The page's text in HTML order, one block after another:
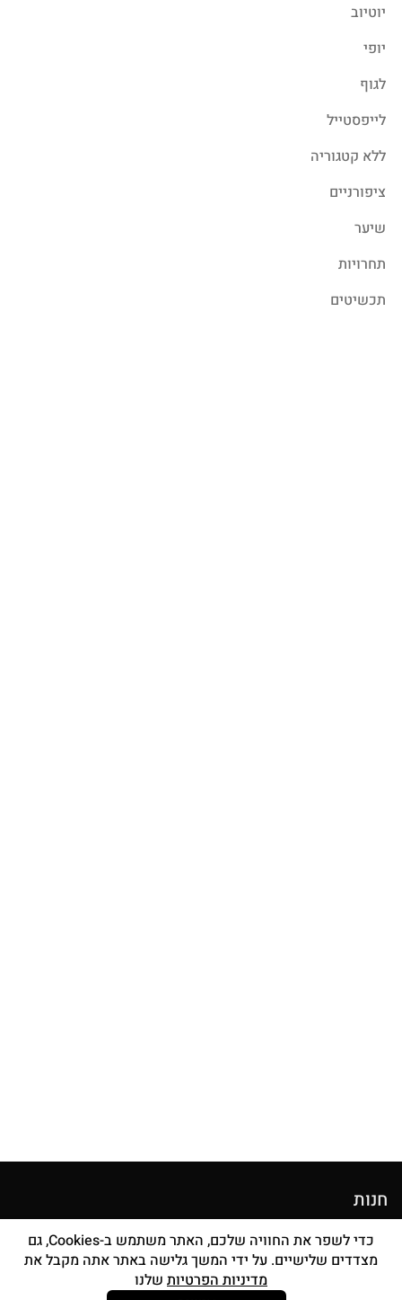
יוטיוב
יופי
לגוף
לייפסטייל
ללא קטגוריה
ציפורניים
שיער
תחרויות
תכשיטים
חנות
מוצרי איפור
סטים מברשות
כדי לשפר את החוויה שלכם, האתר משתמש ב-Cookies, גם
מצדדים שלישיים. על ידי המשך גלישה באתר אתה מקבל את
מדיניות הפרטיות שלנו